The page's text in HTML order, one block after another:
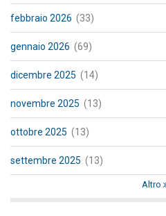
febbraio 2026 (33)
gennaio 2026 (69)
dicembre 2025 (14)
novembre 2025 (13)
ottobre 2025 (13)
settembre 2025 (13)
Altro